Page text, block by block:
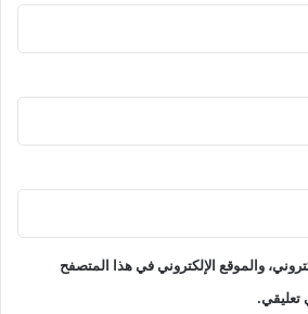
والموقع الإلكتروني في هذا المتصفح
تعليقي.